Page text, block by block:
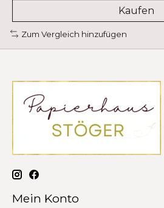
Kaufen
Zum Vergleich hinzufügen
Mein Konto